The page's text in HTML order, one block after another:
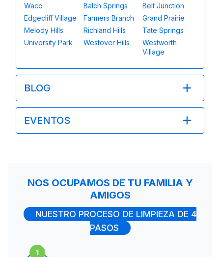
Waco
Balch Springs
Belt Junction
Edgecliff Village
Farmers Branch
Grand Prairie
Melody Hills
Richland Hills
Tate Springs
University Park
Westover Hills
Westworth
Village
BLOG
EVENTOS
NOS OCUPAMOS DE TU FAMILIA Y
AMIGOS
NUESTRO PROCESO DE LIMPIEZA DE 4
PASOS
1